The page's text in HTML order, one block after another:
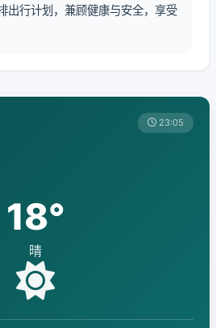
出行计划，兼顾健康与安全，享受
23:05
18°
晴